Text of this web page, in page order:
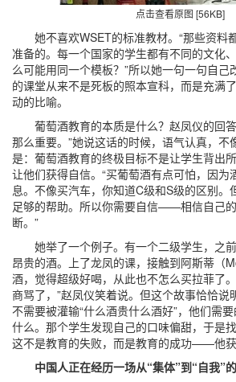
点击查看原图 [56KB]
她不喜欢WSET的标准教材。“那些资料
准备的。每一个国家的学生都有不同的文化
么可能用同一个模板？”所以她一句一句自己
的课堂从来不是死板的照本宣科，而是充满
动的比喻。
葡萄酒教育的本质是什么？赵凤仪的回答
那么重要。”她说这话的时候，语气认真，不
是：葡萄酒教育的终极目标不是让学生背出
让他们获得自信。“买葡萄酒有点可怕，因为
息。不像买汽车，你知道C级和S级的区别。
足够的帮助。所以你需要自信——相信自己
断。”
她举了一个例子。有一个二级学生，之
昂贵的酒。上了龙凤的课，接触到阿斯蒂（
酒，觉得超级好喝，从此也不怎么买拉菲了
商骂了，”赵凤仪笑着说。但这个故事恰恰说
不需要被灌输“什么酒贵什么酒好”，他们需
什么。那个学生发现自己的口味偏甜，于是
这不是教育的失败，而是教育的成功——他获
中国人正在经历一场从“集体”到“自我”